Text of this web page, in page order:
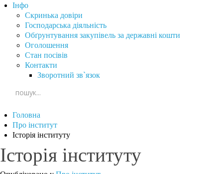
Інфо
Скринька довіри
Господарська діяльність
Обґрунтування закупівель за державні кошти
Оголошення
Стан посівів
Контакти
Зворотний зв`язок
Головна
Про інститут
Історія інституту
Історія інституту